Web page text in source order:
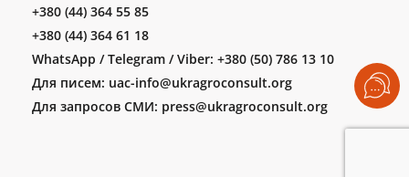
+380 (44) 364 55 85
+380 (44) 364 61 18
WhatsApp / Telegram / Viber: +380 (50) 786 13 10
Для писем: uac-info@ukragroconsult.org
Для запросов СМИ: press@ukragroconsult.org